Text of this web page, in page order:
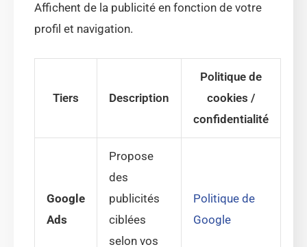
Affichent de la publicité en fonction de votre
profil et navigation.
Tiers Description
Politique de
cookies /
confidentialité
Google
Ads
Propose
des
publicités
ciblées
selon vos
Politique de
Google